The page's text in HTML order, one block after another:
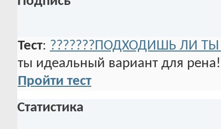
Тест: ???????ПОДХОДИШЬ ЛИ ТЫ
ты идеальный вариант для
Пройти тест
Статистика